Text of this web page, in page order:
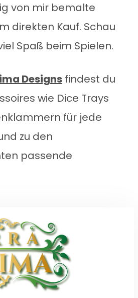
von mir bemalte
direkten Kauf. Schau
Spaß beim Spielen.
Designs findest du
wie Dice Trays
für jede
zu den
passende